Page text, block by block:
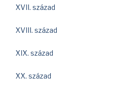
XVII. század
XVIII. század
XIX. század
XX. század